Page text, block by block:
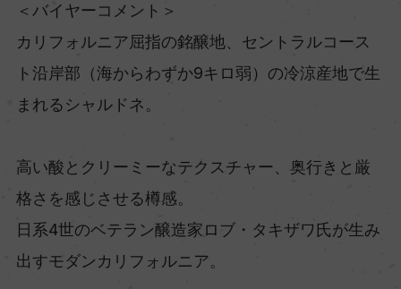
＜バイヤーコメント＞
カリフォルニア屈指の銘醸地、セントラルコース
ト沿岸部（海からわずか9キロ弱）の冷涼産地で生
まれるシャルドネ。
高い酸とクリーミーなテクスチャー、奥行きと厳
格さを感じさせる樽感。
日系4世のベテラン醸造家ロブ・タキザワ氏が生み
出すモダンカリフォルニア。